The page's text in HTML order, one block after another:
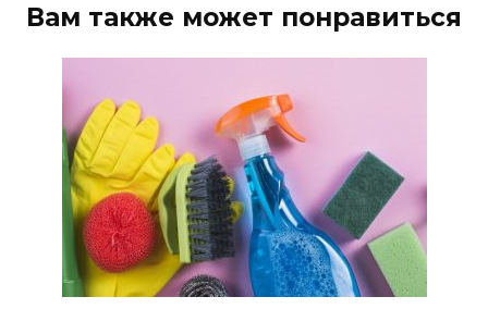
Вам также может понравиться